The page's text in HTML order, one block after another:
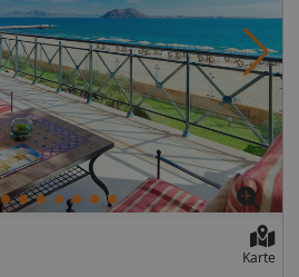
Sonnenschirme: ohne
ohne GebührMinimarkt,
WiFi, im gesamten Hotel
gegen
gegen GebührZahlungsarten:
DinersHaustiere nicht
Konferenzräume:
4, Zimmer:
Sterne Ihre Unterkunft bietet
Karte